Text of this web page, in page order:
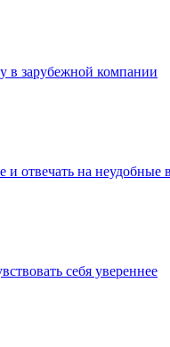
в зарубежной компании
и отвечать на неудобные
себя увереннее